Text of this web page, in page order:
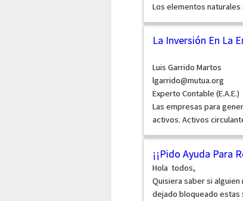
Los elementos
La Inversión En La
Luis Garrido Martos
lgarrido@mutua.org
Experto Contable (E.A.E.)
Las empresas para
activos. Activos
¡¡Pido Ayuda Para
Hola todos,
Quisiera saber si
dejado bloqueado estas